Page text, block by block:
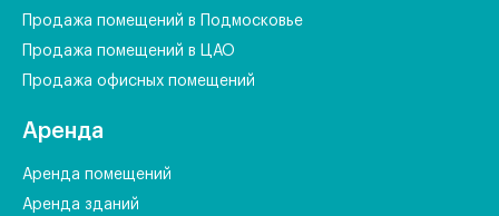
Продажа помещений в Подмосковье
Продажа помещений в ЦАО
Продажа офисных помещений
Аренда
Аренда помещений
Аренда зданий